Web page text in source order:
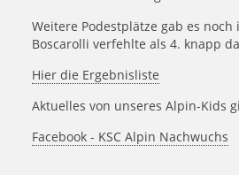
Weitere Podestplätze gab es
Boscarolli verfehlte als 4. knapp
Hier die Ergebnisliste
Aktuelles von unseres Alpin-Kids
Facebook - KSC Alpin Nachwuchs